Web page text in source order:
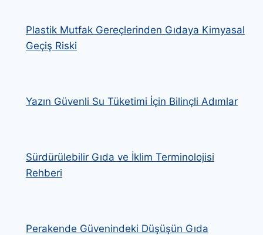
Plastik Mutfak Gereçlerinden Gıdaya Kimyasal
Geçiş Riski
Yazın Güvenli Su Tüketimi İçin Bilinçli Adımlar
Sürdürülebilir Gıda ve İklim Terminolojisi
Rehberi
Perakende Güvenindeki Düşüşün Gıda